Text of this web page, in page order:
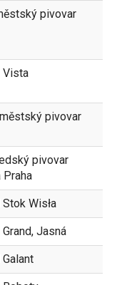
pivovar
Vista
pivovar
pivovar
Praha
Wisła
Jasná